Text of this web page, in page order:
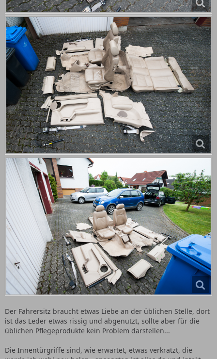
Der Fahrersitz braucht etwas Liebe an der üblichen Stelle, dort
ist das Leder etwas rissig und abgenutzt, sollte aber für die
üblichen Pflegeprodukte kein Problem darstellen...
Die Innentürgriffe sind, wie erwartet, etwas verkratzt, die